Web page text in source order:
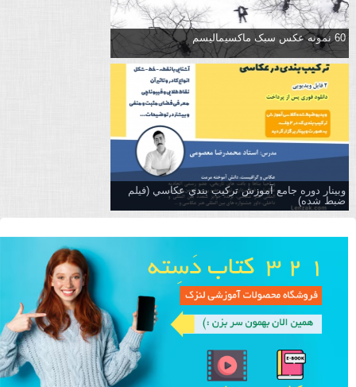
60 نمونه عکس سبک ماکسیمالیسم
وبینار دوره جامع آموزش تركيب بندي عكاسي (فیلم
ضبط شده)